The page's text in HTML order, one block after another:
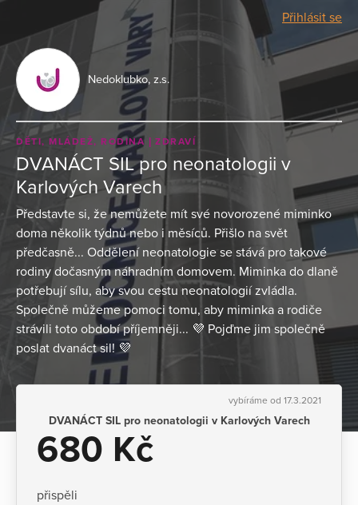
Přihlásit se
Nedoklubko, z.s.
DĚTI, MLÁDEŽ, RODINA ZDRAVÍ
DVANÁCT SIL pro neonatologii v
Karlových Varech
Představte si, že nemůžete mít své novorozené miminko
doma několik týdnů nebo i měsíců. Přišlo na svět
předčasně... Oddělení neonatologie se stává pro takové
rodiny dočasným náhradním domovem. Miminka do dlaně
potřebují sílu, aby svou cestu neonatologií zvládla.
Společně můžeme pomoci tomu, aby miminka a rodiče
strávili toto období příjemněji... 💜 Pojďme jim společně
poslat dvanáct sil! 💜
vybíráme od 17.3.2021
DVANÁCT SIL pro neonatologii v Karlových Varech
680 Kč
přispěli